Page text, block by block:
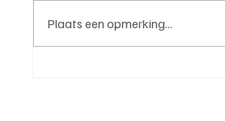
Plaats een opmerking...